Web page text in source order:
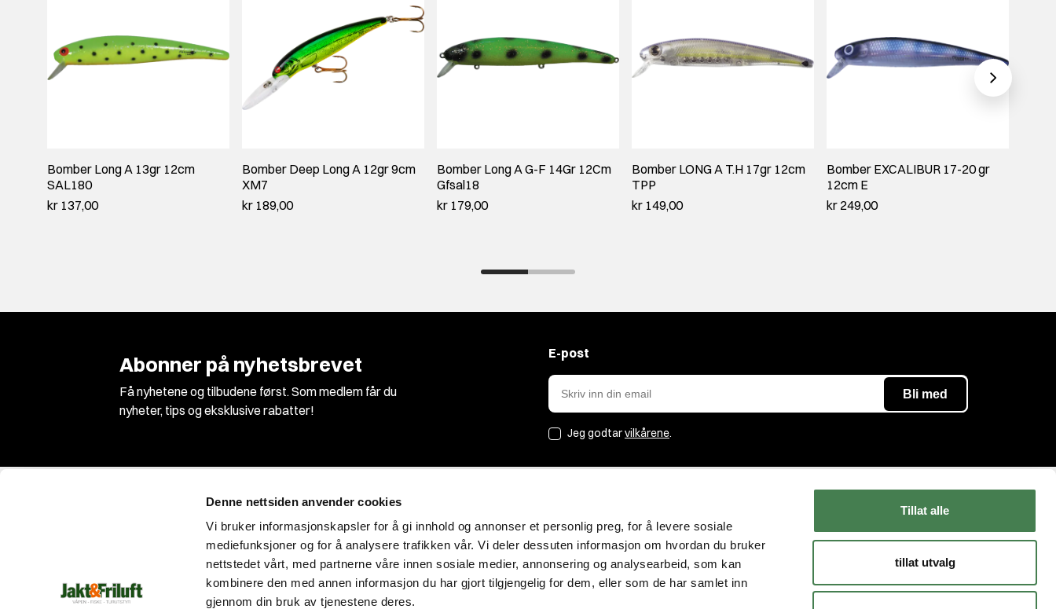
Denne nettsiden anvender cookies
Vi bruker informasjonskapsler for å gi innhold og annonser et personlig preg, for å levere sosiale
mediefunksjoner og for å analysere trafikken vår. Vi deler dessuten informasjon om hvordan du bruker
nettstedet vårt, med partnerne våre innen sosiale medier, annonsering og analysearbeid, som kan
kombinere den med annen informasjon du har gjort tilgjengelig for dem, eller som de har samlet inn
gjennom din bruk av tjenestene deres.
Tillat alle
tillat utvalg
Bomber Long A 13gr 12cm
SAL180
kr 137,00
Bomber Deep Long A 12gr 9cm
XM7
kr 189,00
Bomber Long A G-F 14Gr 12Cm
Gfsal18
kr 179,00
Bomber LONG A T.H 17gr 12cm
TPP
kr 149,00
Bomber EXCALIBUR 17-20 gr
12cm E
kr 249,00
Abonner på nyhetsbrevet
Få nyhetene og tilbudene først. Som medlem får du
nyheter, tips og eksklusive rabatter!
E-post
Jeg godtarvilkårene.
Vi er Norges største jakt og våpenbutikk med
et enormt utvalg innen jakt, fiske og
Jakt&Friluft
Om oss
Bærekraft
Følg oss
Instagram
Kundeservice
Levering og retur